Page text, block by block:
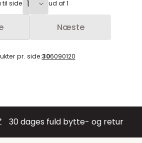
til side ud af 1
Næste
pr. side:306090120
dages fuld bytte- og retur